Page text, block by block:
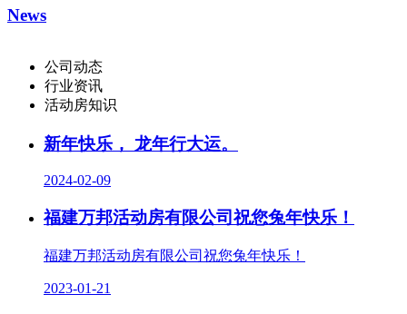
News
公司动态
行业资讯
活动房知识
新年快乐， 龙年行大运。
2024-02-09
福建万邦活动房有限公司祝您兔年快乐！
福建万邦活动房有限公司祝您兔年快乐！
2023-01-21